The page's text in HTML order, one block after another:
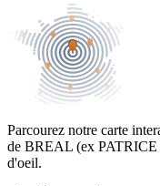
Parcourez notre carte
de BREAL (ex
d'oeil.